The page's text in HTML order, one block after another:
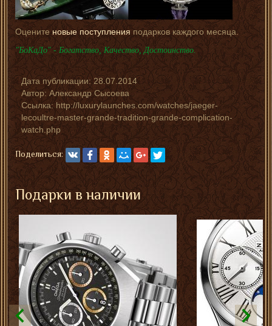
Оценитеновые поступления подарков каждого месяца.
"БоКаДо" - Богатство, Качество, Достоинство.
Дата публикации: 28.07.2014
Автор: Александр Сысоева
Ссылка: http://luxurylaunches.com/watches/jaeger-
lecoultre-master-grande-tradition-grande-complication-
watch.php
Поделиться:
Подарки в наличии